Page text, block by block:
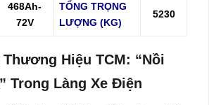
468Ah-
72V
TỔNG TRỌNG
LƯỢNG (KG)
5230
Hiệu TCM: “Nồi
Trong Làng Xe Điện